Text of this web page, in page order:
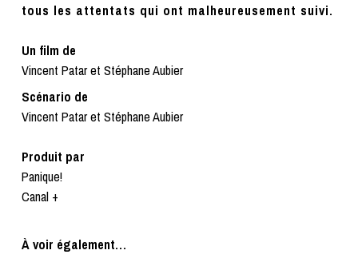
tous les attentats qui ont malheureusement suivi.
Un film de
Vincent Patar et Stéphane Aubier
Scénario de
Vincent Patar et Stéphane Aubier
Produit par
Panique!
Canal +
À voir également…